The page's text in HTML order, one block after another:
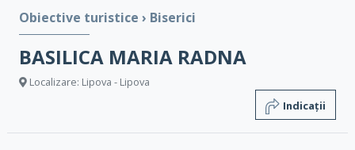
Obiective turistice › Biserici
BASILICA MARIA RADNA
Localizare: Lipova - Lipova
Indicații